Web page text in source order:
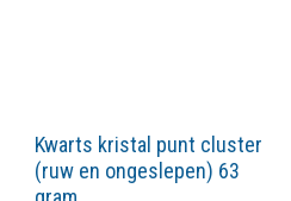
Kwarts kristal punt cluster
(ruw en ongeslepen) 63